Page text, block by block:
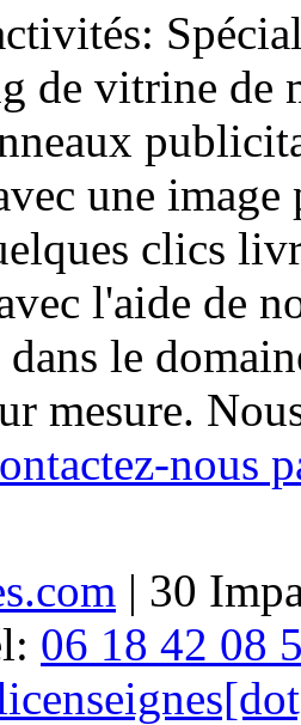
de vitrine de
une
clics
l'aide de
le
mesure.
nous
| 30
06 18 42 08